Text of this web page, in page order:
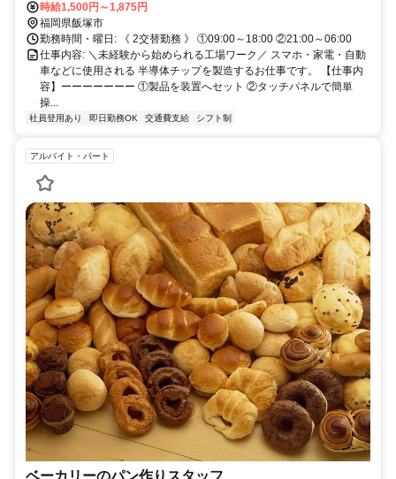
から車で8分 ・中間駅(中間市)から車で20分 ・飯塚駅(飯塚市)から車
で30分 ※その他 八幡西区・宮若市・飯塚市・田川市と他多数勤務地
あり。
時給1,500円～1,875円
福岡県飯塚市
勤務時間・曜日: 《 2交替勤務 》 ①09:00～18:00 ②21:00～06:00
仕事内容: ＼未経験から始められる工場ワーク／ スマホ・家電・自動
車などに使用される 半導体チップを製造するお仕事です。 【仕事内
容】ーーーーーーー ①製品を装置へセット ②タッチパネルで簡単
操...
社員登用あり 即日勤務OK 交通費支給 シフト制
アルバイト・パート
ベーカリーのパン作りスタッフ